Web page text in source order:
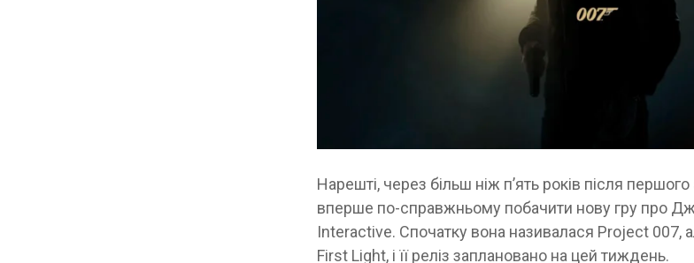
Нарешті, через більш ніж п’ять років після
вперше по-справжньому побачити нову гру про
Interactive. Спочатку вона називалася Project 007,
First Light, і її реліз заплановано на цей тиждень.